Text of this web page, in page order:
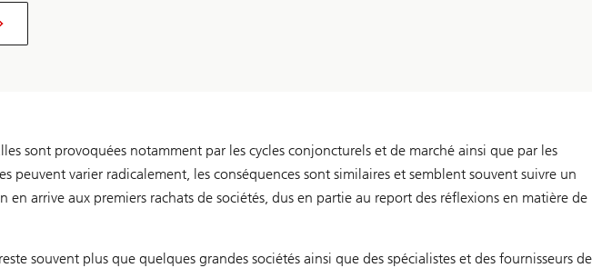
sont provoquées notamment par les cycles conjoncturels et de marché ainsi que par les
varier radicalement, les conséquences sont similaires et semblent souvent suivre un
arrive aux premiers rachats de sociétés, dus en partie au report des réflexions en matière de
souvent plus que quelques grandes sociétés ainsi que des spécialistes et des fournisseurs de